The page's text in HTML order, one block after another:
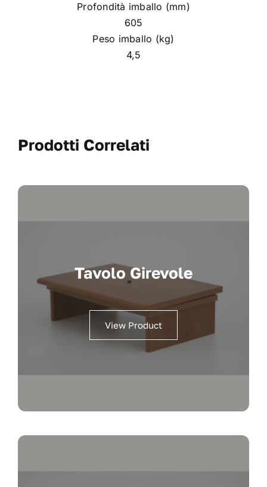
Profondità imballo (mm)
605
Peso imballo (kg)
4,5
Prodotti Correlati
Tavolo Girevole
View Product